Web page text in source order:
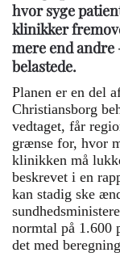
hvor syge
klinikker
mere end andre
belastede.
Planen er en del
Christiansborg
vedtaget, får
grænse for, hvor
klinikken må
beskrevet i en
kan stadig ske
normtal på 1.600
det med